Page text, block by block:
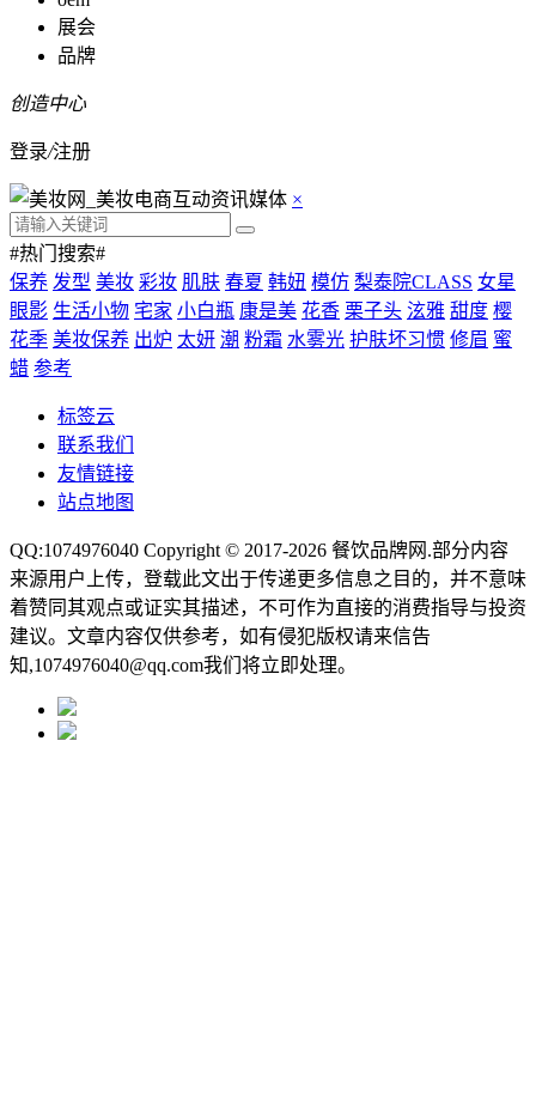
展会
品牌
创造中心
登录/注册
×
#热门搜索#
保养 发型 美妆 彩妆 肌肤 春夏 韩妞 模仿 梨泰院CLASS 女星
眼影 生活小物 宅家 小白瓶 康是美 花香 栗子头 泫雅 甜度 樱
花季 美妆保养 出炉 太妍 潮 粉霜 水雾光 护肤坏习惯 修眉 蜜
蜡 参考
标签云
联系我们
友情链接
站点地图
QQ:1074976040 Copyright © 2017-2026 餐饮品牌网 .部分内容
来源用户上传，登载此文出于传递更多信息之目的，并不意味
着赞同其观点或证实其描述，不可作为直接的消费指导与投资
建议。文章内容仅供参考，如有侵犯版权请来信告
知,1074976040@qq.com我们将立即处理。